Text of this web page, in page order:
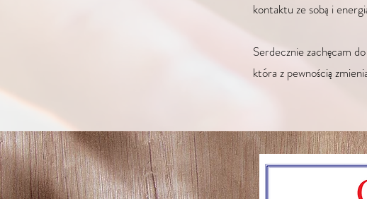
kontaktu ze sobą i
Serdecznie zachęcam
która z pewnością